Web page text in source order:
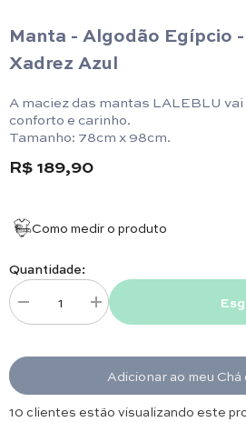
Manta - Algodão Egípcio
Xadrez Azul
A maciez das mantas LALEBLU
conforto e carinho.
Tamanho: 78cm x 98cm.
R$ 189,90
Como medir o produto
Quantidade:
Diminuir quantidade para Manta - Algodão
Aumentar quantidade para
Adicionar ao meu
14 clientes estão visualizando este